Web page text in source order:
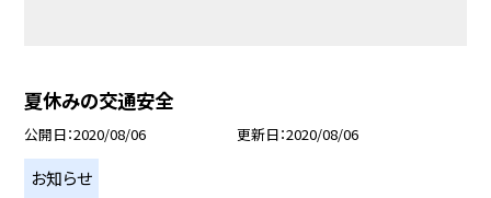
夏休みの交通安全
公開日 2020/08/06 更新日 2020/08/06
お知らせ